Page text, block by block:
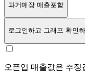
과거매장 매출포함
로그인하고 그래프 확인
오픈업 매출값은 추정